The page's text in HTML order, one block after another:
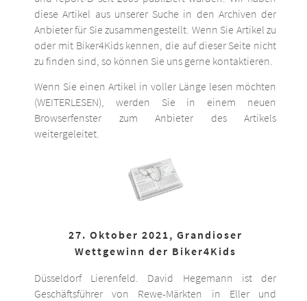
diese Artikel aus unserer Suche in den Archiven der
Anbieter für Sie zusammengestellt. Wenn Sie Artikel zu
oder mit Biker4Kids kennen, die auf dieser Seite nicht
zu finden sind, so können Sie uns gerne kontaktieren.
Wenn Sie einen Artikel in voller Länge lesen möchten
(WEITERLESEN), werden Sie in einem neuen
Browserfenster zum Anbieter des Artikels
weitergeleitet.
27. Oktober 2021, Grandioser
Wettgewinn der Biker4Kids
Düsseldorf Lierenfeld. David Hegemann ist der
Geschäftsführer von Rewe-Märkten in Eller und